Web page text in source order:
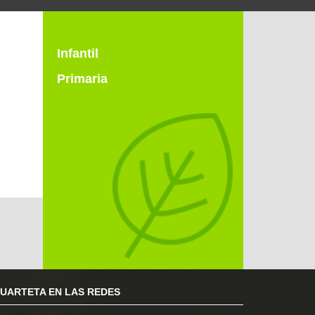
Infantil
Primaria
EN LAS REDES